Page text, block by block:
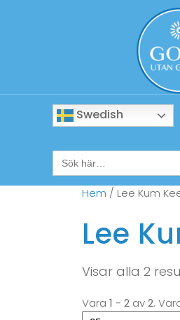
Swedish
Sök
efter:
Hem / Lee Kum
Lee
Visar alla 2
Vara 1 - 2 av2.